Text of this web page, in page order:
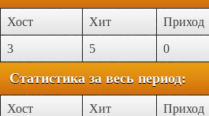
Хост Хит Приход
3
5 0
Статистика за весь период:
Хост Хит Приход